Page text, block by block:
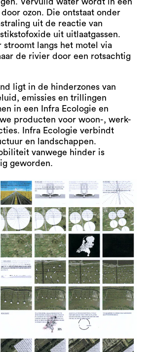
ozon. Die ontstaat onder
uit de reactie van
uit uitlaatgassen.
stroomt langs het motel via
de rivier door een rotsachtig
ligt in de hinderzones van
emissies en trillingen
in een Infra Ecologie en
producten voor woon-, werk-
Infra Ecologie verbindt
en landschappen.
vanwege hinder is
geworden.